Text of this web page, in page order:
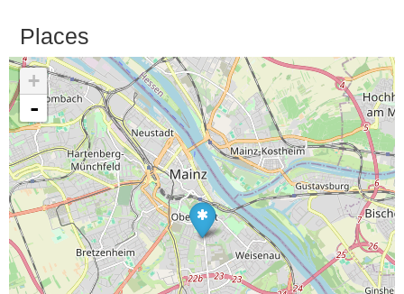
Places
+
-